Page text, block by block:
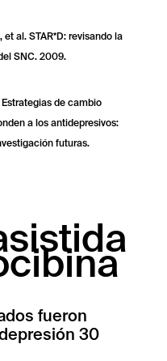
et al. STAR*D: revisando la
SNC. 2009.
Estrategias de cambio
a los antidepresivos:
futuras.
fueron
30